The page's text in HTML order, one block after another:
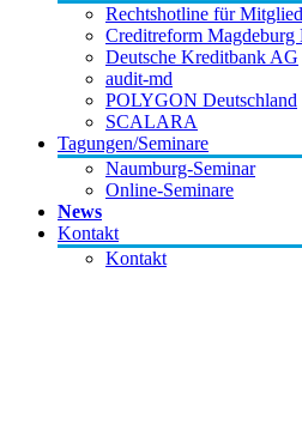
Rechtshotline für
Creditreform Magdeburg
Deutsche Kreditbank AG
audit-md
POLYGON Deutschland
SCALARA
Tagungen/Seminare
Naumburg-Seminar
Online-Seminare
News
Kontakt
Kontakt